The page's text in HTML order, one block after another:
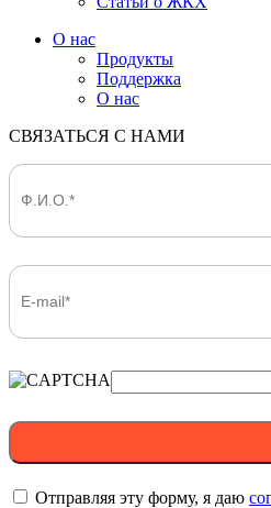
О нас
Продукты
Поддержка
О нас
СВЯЗАТЬСЯ С НАМИ
Отправляя эту форму, я даю